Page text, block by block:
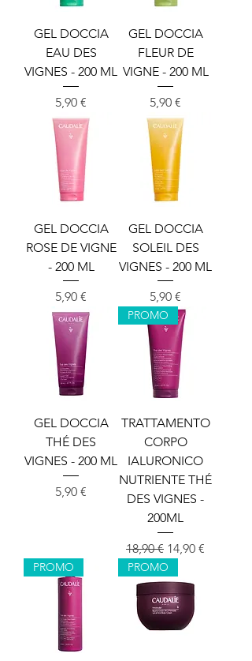
GEL DOCCIA
EAU DES
VIGNES - 200 ML
Cena
5,90 €
GEL DOCCIA
FLEUR DE
VIGNE - 200 ML
Cena
5,90 €
GEL DOCCIA
ROSE DE VIGNE
- 200 ML
Cena
5,90 €
GEL DOCCIA
SOLEIL DES
VIGNES - 200 ML
Cena
5,90 €
GEL DOCCIA
THÉ DES
VIGNES - 200 ML
Cena
5,90 €
PROMO
TRATTAMENTO
CORPO
IALURONICO
NUTRIENTE THÉ
DES VIGNES -
200ML
Redna cena
18,90 € Cena na
14,90 €
PROMO PROMO